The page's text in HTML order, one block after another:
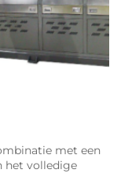
met een
het volledige